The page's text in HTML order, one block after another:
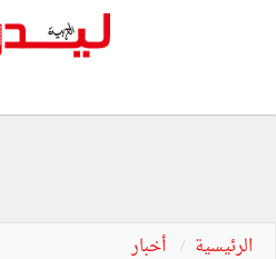
الرئيسية أخبار